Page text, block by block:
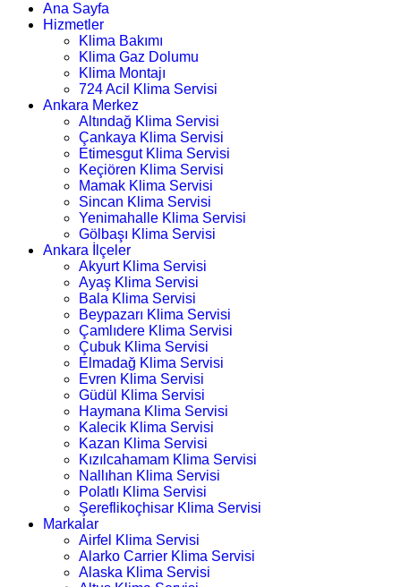
Ana Sayfa
Hizmetler
Klima Bakımı
Klima Gaz Dolumu
Klima Montajı
724 Acil Klima Servisi
Ankara Merkez
Altındağ Klima Servisi
Çankaya Klima Servisi
Etimesgut Klima Servisi
Keçiören Klima Servisi
Mamak Klima Servisi
Sincan Klima Servisi
Yenimahalle Klima Servisi
Gölbaşı Klima Servisi
Ankara İlçeler
Akyurt Klima Servisi
Ayaş Klima Servisi
Bala Klima Servisi
Beypazarı Klima Servisi
Çamlıdere Klima Servisi
Çubuk Klima Servisi
Elmadağ Klima Servisi
Evren Klima Servisi
Güdül Klima Servisi
Haymana Klima Servisi
Kalecik Klima Servisi
Kazan Klima Servisi
Kızılcahamam Klima Servisi
Nallıhan Klima Servisi
Polatlı Klima Servisi
Şereflikoçhisar Klima Servisi
Markalar
Airfel Klima Servisi
Alarko Carrier Klima Servisi
Alaska Klima Servisi